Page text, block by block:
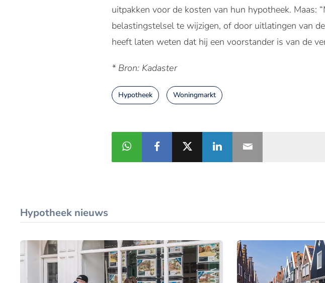
uitpakken voor de kosten van hun hypotheek.
belastingstelsel te wijzigen, of door uitlatingen van
heeft laten weten dat hij een voorstander is van de
* Bron: Kadaster
Hypotheek Woningmarkt
Hypotheek nieuws